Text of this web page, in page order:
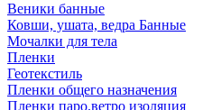
Веники банные
Ковши, ушата, ведра Банные
Мочалки для тела
Пленки
Геотекстиль
Пленки общего назначения
Пленки паро.ветро изоляция